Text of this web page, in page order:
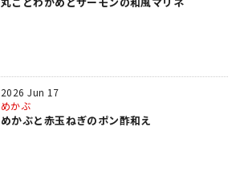
2026 Jun 17
めかぶ
めかぶと赤玉ねぎのポン酢和え